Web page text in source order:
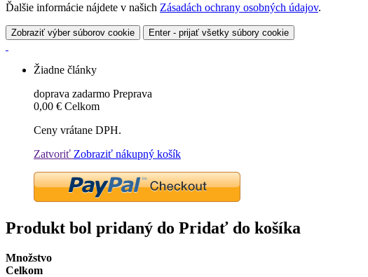
Ďalšie informácie nájdete v našich Zásadách ochrany osobných údajov.
Zobraziť výber súborov cookie Enter - prijať všetky súbory cookie
Žiadne články
doprava zadarmo Preprava
0,00 € Celkom
Ceny vrátane DPH.
Zatvoriť Zobraziť nákupný košík
Produkt bol pridaný do Pridať do košíka
Množstvo
Celkom